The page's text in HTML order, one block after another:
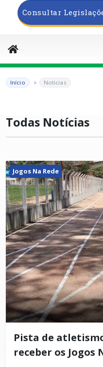
Consultar
Início Noticias
Todas Notícias
Jogos Na Rede
Pista de
receber os Jogos